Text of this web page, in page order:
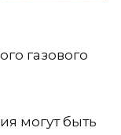
газового
могут быть